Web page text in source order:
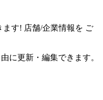
ます! 店舗/企業情報を ご
に更新・編集できます。